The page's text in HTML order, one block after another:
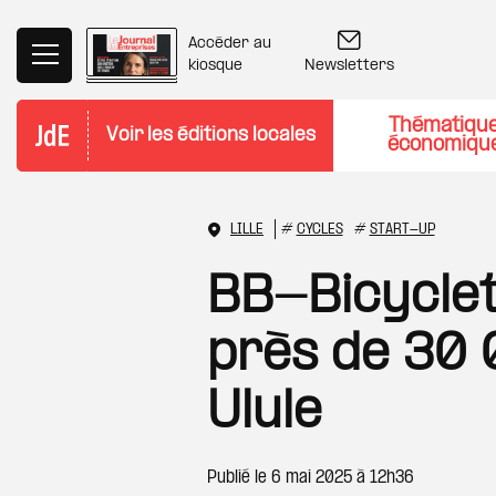
Accéder au
kiosque
Newsletters
Voir les éditions locales
LILLE # CYCLES # START-UP
BB-
près de 30
Ulule
Publié le 6 mai 2025 à 12h36